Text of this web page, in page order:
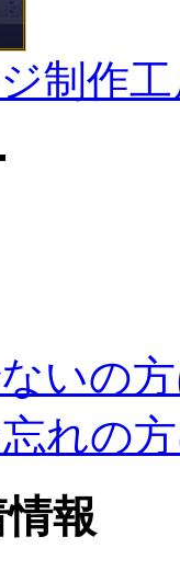
制作
いの
れの
報